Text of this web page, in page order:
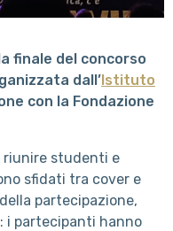
finale del concorso
dall’Istituto
con la Fondazione
riunire studenti e
sfidati tra cover e
partecipazione,
i partecipanti hanno